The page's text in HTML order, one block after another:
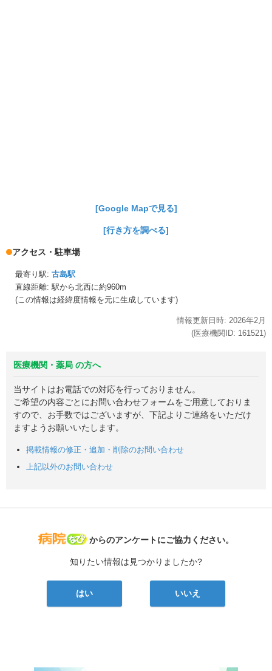
[Google Mapで見る]
[行き方を調べる]
アクセス・駐車場
最寄り駅: 古島駅
直線距離: 駅から北西に約960m
(この情報は経緯度情報を元に生成しています)
情報更新日時: 2026年2月
(医療機関ID: 161521 )
医療機関・薬局 の方へ
当サイトはお電話での対応を行っておりません。
ご希望の内容ごとにお問い合わせフォームをご用意しておりま
すので、お手数ではございますが、下記よりご連絡をいただけ
ますようお願いいたします。
掲載情報の修正・追加・削除のお問い合わせ
上記以外のお問い合わせ
病院なび
からのアンケートにご協力ください。
知りたい情報は見つかりましたか?
はい いいえ